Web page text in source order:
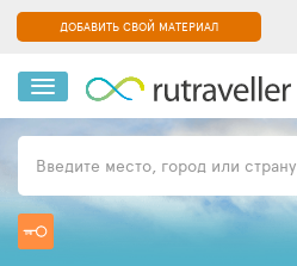
ДОБАВИТЬ СВОЙ МАТЕРИАЛ
Введите место, город или страну